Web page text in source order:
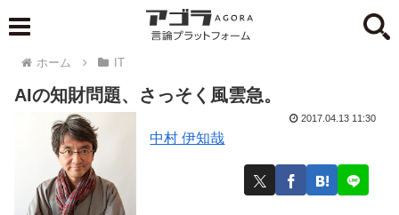
ホーム IT
AIの知財問題、さっそく風雲急。
中村 伊知哉
2017.04.13 11:30